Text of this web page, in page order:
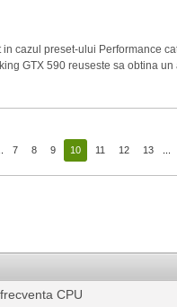
cazul preset-ului Performance
GTX 590 reuseste sa obtina
7 8 9 10 11 12 13
CPU